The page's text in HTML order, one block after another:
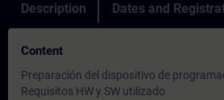
Description Dates and
Content
Preparación del dispositivo de
Requisitos HW y SW utilizado